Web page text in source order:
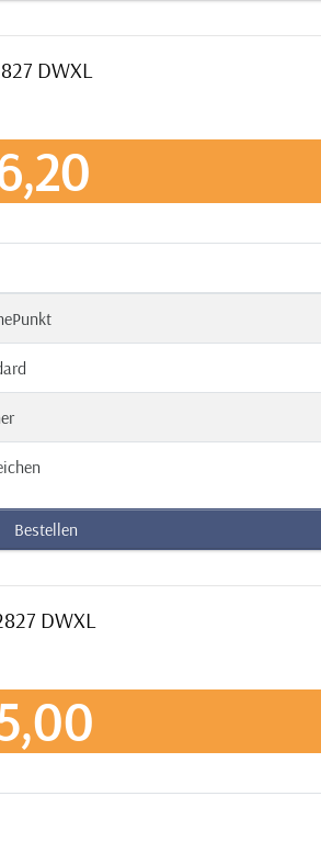
DWXL
Bestellen
DWXL